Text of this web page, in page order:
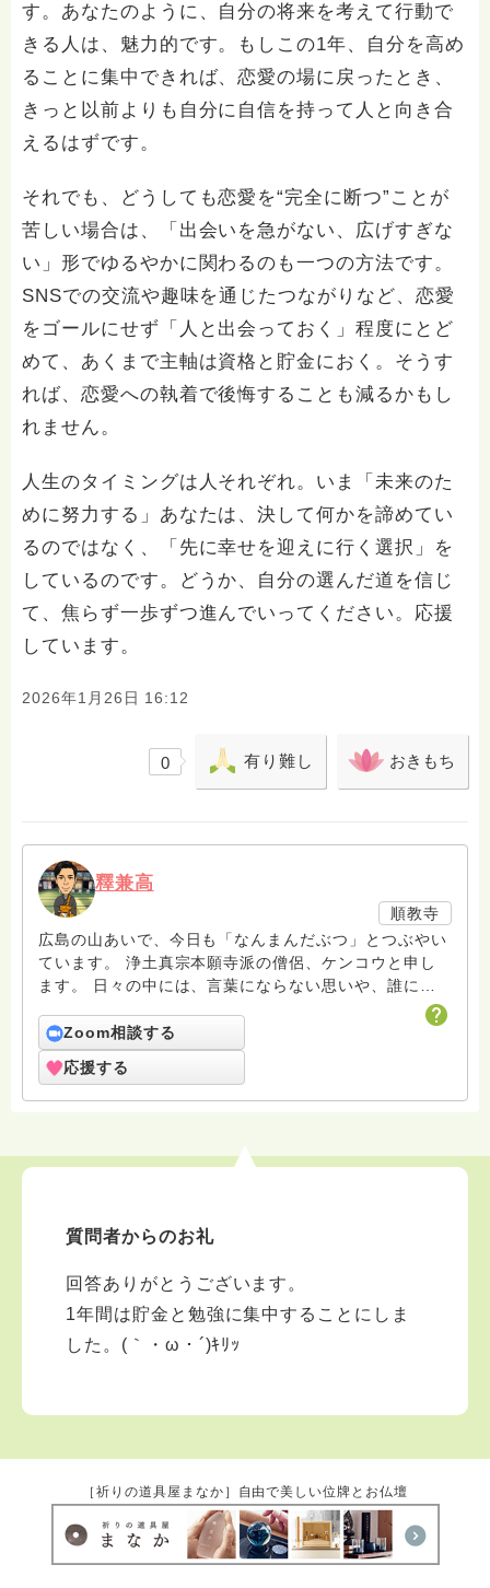
す。あなたのように、自分の将来を考えて行動で
きる人は、魅力的です。もしこの1年、自分を高め
ることに集中できれば、恋愛の場に戻ったとき、
きっと以前よりも自分に自信を持って人と向き合
えるはずです。
それでも、どうしても恋愛を“完全に断つ”ことが
苦しい場合は、「出会いを急がない、広げすぎな
い」形でゆるやかに関わるのも一つの方法です。
SNSでの交流や趣味を通じたつながりなど、恋愛
をゴールにせず「人と出会っておく」程度にとど
めて、あくまで主軸は資格と貯金におく。そうす
れば、恋愛への執着で後悔することも減るかもし
れません。
人生のタイミングは人それぞれ。いま「未来のた
めに努力する」あなたは、決して何かを諦めてい
るのではなく、「先に幸せを迎えに行く選択」を
しているのです。どうか、自分の選んだ道を信じ
て、焦らず一歩ずつ進んでいってください。応援
しています。
2026年1月26日 16:12
0 有り難し おきもち
釋兼高
順教寺
広島の山あいで、今日も「なんまんだぶつ」とつぶやい
ています。 浄土真宗本願寺派の僧侶、ケンコウと申し
ます。 日々の中には、言葉にならない思いや、誰にも
言えないもやもやがあるものです。 そんな時こそ、仏
さまの教えが、ふっと心に灯りをともしてくれることが
あります。 この「はすのは」では、あなたの声に耳を
傾けながら、一緒に“いま”を見つめ直す時間をつくって
いきたいと思っています。 堅苦しくなく、あたたか
Zoom相談する
応援する
質問者からのお礼
回答ありがとうございます。
1年間は貯金と勉強に集中することにしま
した。(｀・ω・´)ｷﾘｯ
［祈りの道具屋まなか］自由で美しい位牌とお仏壇